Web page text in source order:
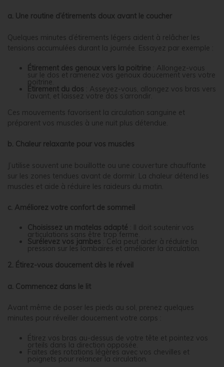
a. Une routine d’étirements doux avant le coucher
Quelques minutes d’étirements légers aident à relâcher les
tensions accumulées durant la journée. Essayez par exemple :
Étirement des genoux vers la poitrine : Allongez-vous
sur le dos et ramenez vos genoux doucement vers votre
poitrine.
Étirement du dos : Asseyez-vous, allongez vos bras vers
l’avant, et laissez votre dos s’arrondir.
Ces mouvements favorisent la circulation sanguine et
préparent vos muscles à une nuit plus détendue.
b. Chaleur relaxante pour vos muscles
J’utilise souvent une bouillotte ou une couverture chauffante
sur les zones tendues avant de dormir. La chaleur détend les
muscles et aide à réduire les raideurs du matin.
c. Améliorez votre confort de sommeil
Choisissez un matelas adapté : Il doit soutenir vos
articulations sans être trop ferme.
Surélevez vos jambes : Cela peut aider à réduire la
pression sur les lombaires et améliorer la circulation.
2. Étirez-vous doucement dès le réveil
a. Commencez dans le lit
Avant même de poser les pieds au sol, prenez quelques
minutes pour réveiller doucement votre corps :
Étirez vos bras au-dessus de votre tête et pointez vos
orteils dans la direction opposée.
Faites des rotations légères avec vos chevilles et
poignets pour relancer la circulation.